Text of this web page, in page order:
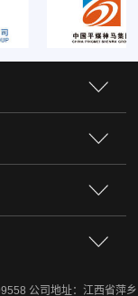
公司地址：江西省萍乡